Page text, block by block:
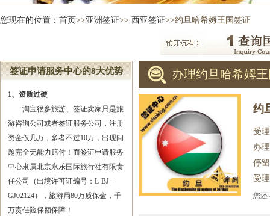
您现在的位置： 首页>>亚洲签证>> 西亚签证>>约旦哈希姆王国签证
签证申请服务中心的8大优势
1、资质过硬
淘宝很多旅游、签证卖家只是旅
游咨询公司或者签证服务公司，注册
资金仅几万，多者不过10万，出现问
题完全无能力赔付！而签证申请服务
中心隶属北京永乐国际旅行社有限责
任公司（出境许可证编号：L-BJ-
GJ02124），旅游局80万质保金，千
万责任险保额保障！
办理约旦哈希姆
约
受
办
停
受
您